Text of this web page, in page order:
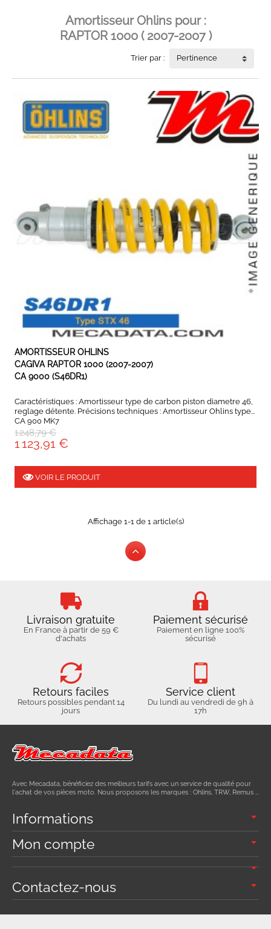
Amortisseur Ohlins pour :
RAPTOR 1000 ( 2007-2007 )
Trier par : Pertinence
EXPEDIÉ SOUS 5 À 10 JOURS
AMORTISSEUR OHLINS
CAGIVA RAPTOR 1000 (2007-2007)
CA 9000 (S46DR1)
Caractéristiques : Amortisseur type de carbon piston diametre 46,
reglage détente. Précisions techniques : Amortisseur Ohlins type...
CA 900 MK7
1 248,79 €
1 123,91 €
VOIR LE PRODUIT
Affichage 1-1 de 1 article(s)
Livraison gratuite
En France à partir de 59 €
d'achats
Paiement sécurisé
Paiement en ligne 100%
sécurisé
Retours faciles
Retours possibles pendant 14
jours
Service client
Du lundi au vendredi de 9h à
17h
Avec Mecadata, bénéficiez des meilleurs tarifs avec un service de qualité pour
l'achat de vos pièces moto. Nous proposons les marques : Ohlins, TRW, Remus ...
Informations
Mon compte
Contactez-nous